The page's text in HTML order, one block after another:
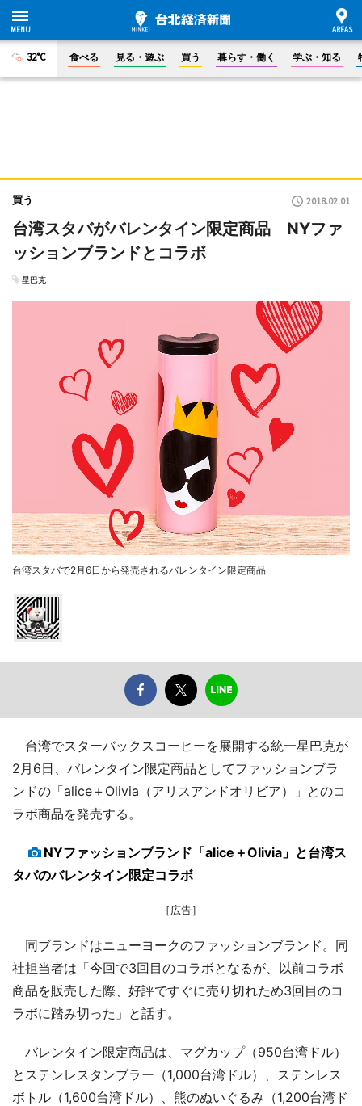
32°C 食べる 見る・遊ぶ 買う 暮らす・働く 学ぶ・知る
買う 2018.02.01
台湾スタバがバレンタイン限定商品 NYファ
ッションブランドとコラボ
星巴克
台湾スタバで2月6日から発売されるバレンタイン限定商品
台湾でスターバックスコーヒーを展開する統一星巴克が
2月6日、バレンタイン限定商品としてファッションブラ
ンドの「alice＋Olivia（アリスアンドオリビア）」とのコ
ラボ商品を発売する。
NYファッションブランド「alice＋Olivia」と台湾ス
タバのバレンタイン限定コラボ
［広告］
同ブランドはニューヨークのファッションブランド。同
社担当者は「今回で3回目のコラボとなるが、以前コラボ
商品を販売した際、好評ですぐに売り切れため3回目のコ
ラボに踏み切った」と話す。
バレンタイン限定商品は、マグカップ（950台湾ドル）
とステンレスタンブラー（1,000台湾ドル）、ステンレス
ボトル（1,600台湾ドル）、熊のぬいぐるみ（1,200台湾ド